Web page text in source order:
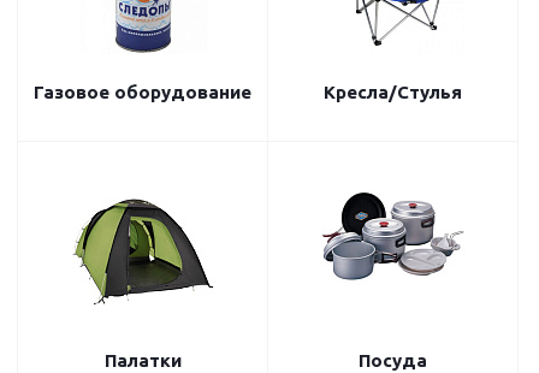
Газовое оборудование Кресла/Стулья
Палатки Посуда